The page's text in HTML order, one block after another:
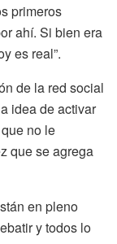
primeros
ahí. Si bien era
es real”.
de la red social
idea de activar
no le
que se agrega
en pleno
y todos lo